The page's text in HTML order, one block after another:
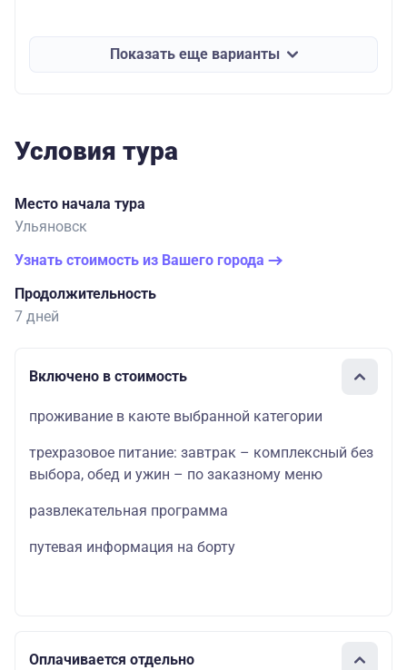
Показать еще варианты
Условия тура
Место начала тура
Ульяновск
Узнать стоимость из Вашего города
Продолжительность
7 дней
Включено в стоимость
проживание в каюте выбранной категории
трехразовое питание: завтрак – комплексный без
выбора, обед и ужин – по заказному меню
развлекательная программа
путевая информация на борту
Оплачивается отдельно